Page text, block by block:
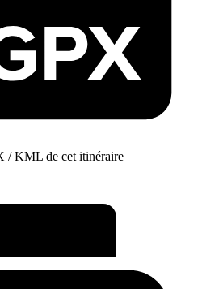
/ KML de cet itinéraire